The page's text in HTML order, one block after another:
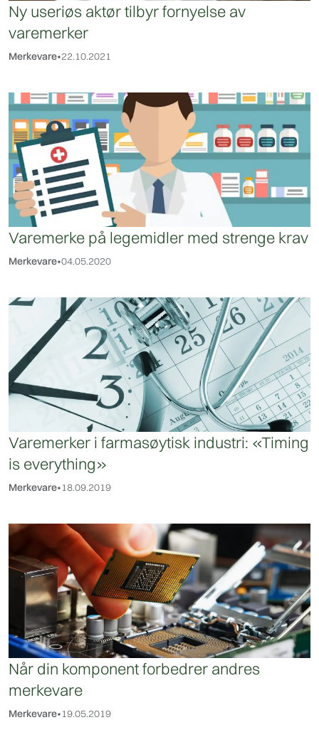
Ny useriøs aktør tilbyr fornyelse av
varemerker
Merkevare•22.10.2021
Varemerke på legemidler med strenge krav
Merkevare•04.05.2020
Varemerker i farmasøytisk industri: «Timing
is everything»
Merkevare•18.09.2019
Når din komponent forbedrer andres
merkevare
Merkevare•19.05.2019